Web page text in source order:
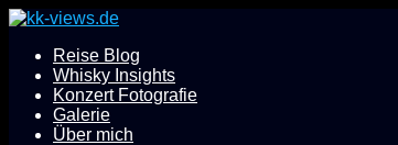
Skip
contentReise Blog
Whisky Insights
Konzert Fotografie
Galerie
Über mich